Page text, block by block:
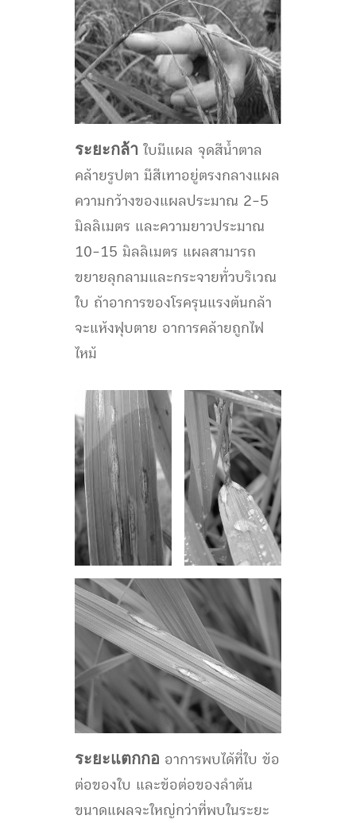
ระยะกล้า ใบมีแผล จุดสีน้ำตาล
คล้ายรูปตา มีสีเทาอยู่ตรงกลางแผล
ความกว้างของแผลประมาณ 2-5
มิลลิเมตร และความยาวประมาณ
10-15 มิลลิเมตร แผลสามารถ
ขยายลุกลามและกระจายทั่วบริเวณ
ใบ ถ้าอาการของโรครุนแรงต้นกล้า
จะแห้งฟุบตาย อาการคล้ายถูกไฟ
ไหม้
ระยะแตกกอ อาการพบได้ที่ใบ ข้อ
ต่อของใบ และข้อต่อของลำต้น
ขนาดแผลจะใหญ่กว่าที่พบในระยะ